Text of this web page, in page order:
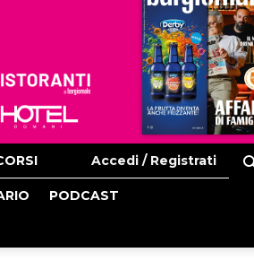
Ristoranti
Hoteldomani
Accedi / Registrati
PODCAST